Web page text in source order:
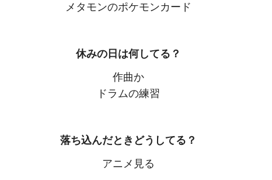
メタモンのポケモンカード
休みの日は何してる？
作曲か
ドラムの練習
落ち込んだときどうしてる？
アニメ見る